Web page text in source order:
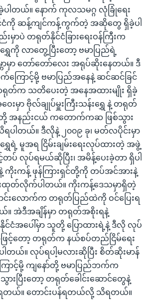
ါတယ်။ နောက် ကုလသမဂ္ဂ လုံခြုံရေး
နိုင်ငံကို ဆန့်ကျင်ကန့်ကွက်တဲ့ အဆိုတွေ ရှိခဲ့ပါ
ာပဲ တရုတ်နိုင်ငံခြားရေးဝန်ကြီးက
ေကို လာတွေ့ပြီးတော့ ဗမာပြည်ရဲ့
ဘာမှာ တော်တော်လေး အရုပ်ဆိုးနေတယ်။ ဒီ
ောင့်မို့ ဗမာပြည်အနေနဲ့ ဆင်ဆင်ခြင်
ရုတ်က သတိပေးတဲ့ အနေအထားမျိုး ရှိခဲ့
းမှာ ဗိုလ်ချုပ်မှူးကြီးသန်းရွှေ နဲ့ တရုတ်
ြီးတို့ အနည်းငယ် ကတောက်ကဆ ဖြစ်သွား
ါတယ်။ ဒီလိုနဲ့ ၂၀၀၉ ခု၊ မတ်လပိုင်းမှာ
ေရဲ့ မူအရ ငြိမ်းချမ်းရေးလုပ်ထားတဲ့ အဖွဲ့
တပ် လုပ်ရမယ်ဆိုပြီး၊ အမိန့်ပေးခဲ့တာ ရှိပါ
းကန့် ဖုန်ကြားရှင်တို့ကို တပ်အင်အားနဲ့
းထုတ်လိုက်ပါတယ်။ ကိုးကန့်ဒေသမှာရှိတဲ့
းလောက်က တရုတ်ပြည်ထဲကို ဝင်ပြေးရ
အဲဒီအချိန်မှာ တရုတ်အစိုးရနဲ့
င်ငံအပေါ်မှာ သူတို့ ပြောထားရဲ့နဲ့ ဒီလို လုပ်
ဖြင့်တော့ တရုတ်က နယ်စပ်တည်ငြိမ်ရေး
ါတယ်။ လုပ်ရပါ့မလားဆိုပြီး စိတ်ဆိုးမာန်
ာင့်မို့ ကျနော်တို့ ဗမာပြည်ဘက်က
ားပြီးတော့ တရုတ်ခေါင်းဆောင်တွေနဲ့
ြရတယ်။ တောင်းပန်ရတယ်လို့ သိရတယ်။